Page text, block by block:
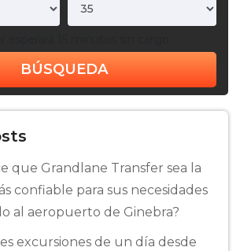
BÚSQUEDA
que Grandlane Transfer sea la
confiable para sus necesidades
al aeropuerto de Ginebra?
excursiones de un día desde